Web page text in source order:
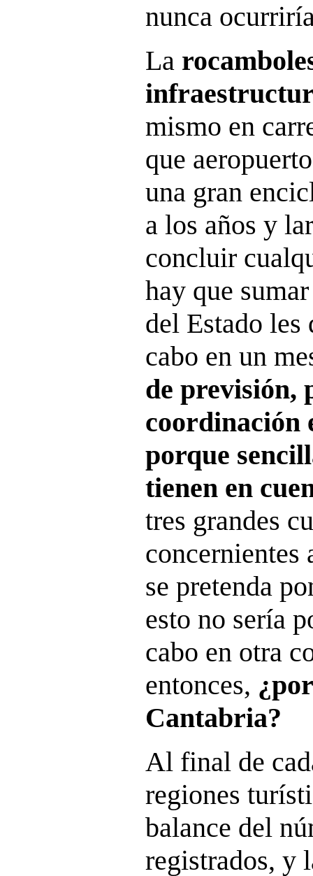
nunca
La
mismo en
que
una gran
a los años y
concluir
hay que
del Estado
cabo en un
de previsión,
coordinación
porque
tienen en
tres grandes
concernientes
se pretenda
esto no sería
cabo en otra
entonces,
Cantabria?
Al final de
regiones
balance del
registrados, y